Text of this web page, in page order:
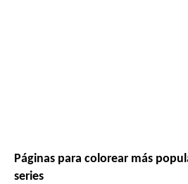
Páginas para colorear más
series